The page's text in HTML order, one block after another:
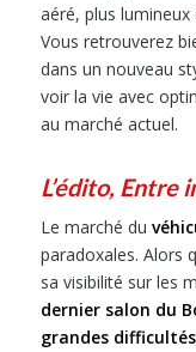
aéré, plus
Vous retrouverez
dans un nouveau
voir la vie avec
au marché actuel.
L’édito, Entre
Le marché du
paradoxales. Alors
sa visibilité sur les
dernier salon du
grandes